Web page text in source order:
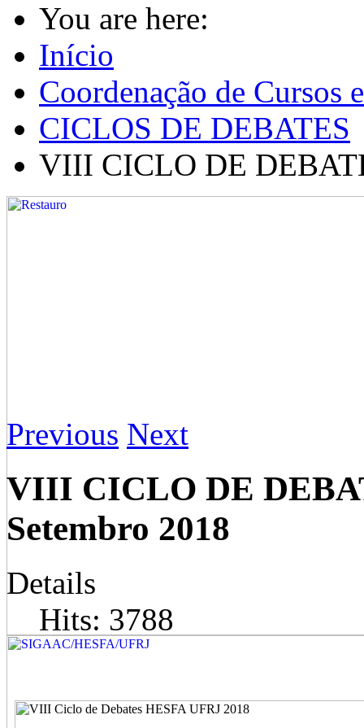
You are here:
Início
Coordenação de Cursos
CICLOS DE DEBATES
VIII CICLO DE
Previous Next
VIII CICLO DE
Setembro 2018
Details
Hits: 3788